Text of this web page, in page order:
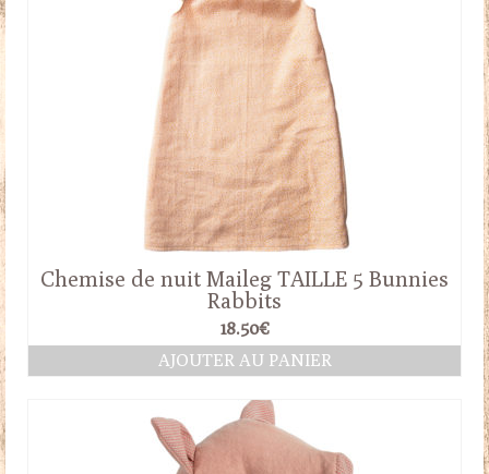
Chemise de nuit Maileg TAILLE 5 Bunnies
Rabbits
18.50€
AJOUTER AU PANIER